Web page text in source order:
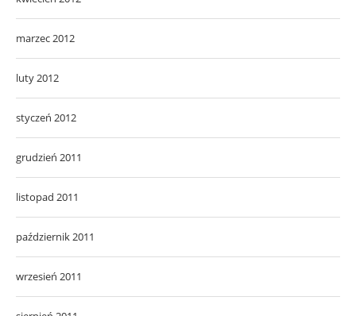
marzec 2012
luty 2012
styczeń 2012
grudzień 2011
listopad 2011
październik 2011
wrzesień 2011